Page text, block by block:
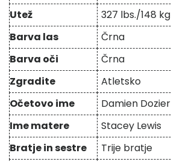
Utež
327 lbs./148 kg
Barva las
Črna
Barva oči
Črna
Zgradite
Atletsko
Očetovo ime
Damien Dozier
Ime matere
Stacey Lewis
Bratje in sestre
Trije bratje